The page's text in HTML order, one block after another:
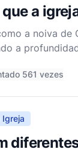
a
a noiva de
a
561 vezes